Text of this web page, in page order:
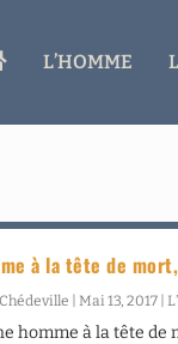
A
L’HOMME
à la tête de
|Mai 13, 2017 |
homme à la tête de